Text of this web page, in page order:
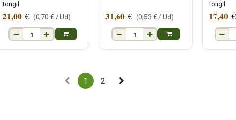
tongil
21,00 € (0,70 € /Ud) 31,60 € (0,53 € /Ud)
tongil
17,40€
1 2